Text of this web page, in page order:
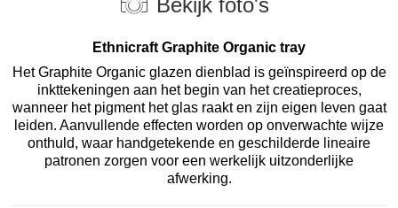
Bekijk foto's
Ethnicraft Graphite Organic tray
Het Graphite Organic glazen dienblad is geïnspireerd op de
inkttekeningen aan het begin van het creatieproces,
wanneer het pigment het glas raakt en zijn eigen leven gaat
leiden. Aanvullende effecten worden op onverwachte wijze
onthuld, waar handgetekende en geschilderde lineaire
patronen zorgen voor een werkelijk uitzonderlijke
afwerking.